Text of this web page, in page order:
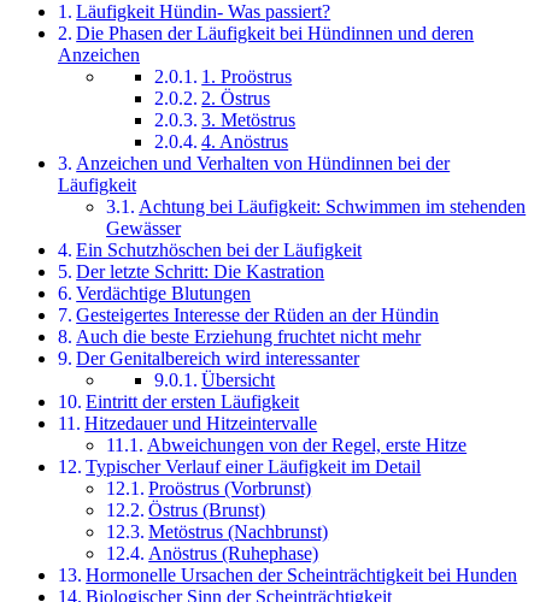
Läufigkeit Hündin- Was passiert?
Die Phasen der Läufigkeit bei Hündinnen und deren
Anzeichen
1. Proöstrus
2. Östrus
3. Metöstrus
4. Anöstrus
Anzeichen und Verhalten von Hündinnen bei der
Läufigkeit
Achtung bei Läufigkeit: Schwimmen im stehenden
Gewässer
Ein Schutzhöschen bei der Läufigkeit
Der letzte Schritt: Die Kastration
Verdächtige Blutungen
Gesteigertes Interesse der Rüden an der Hündin
Auch die beste Erziehung fruchtet nicht mehr
Der Genitalbereich wird interessanter
Übersicht
Eintritt der ersten Läufigkeit
Hitzedauer und Hitzeintervalle
Abweichungen von der Regel, erste Hitze
Typischer Verlauf einer Läufigkeit im Detail
Proöstrus (Vorbrunst)
Östrus (Brunst)
Metöstrus (Nachbrunst)
Anöstrus (Ruhephase)
Hormonelle Ursachen der Scheinträchtigkeit bei Hunden
Biologischer Sinn der Scheinträchtigkeit